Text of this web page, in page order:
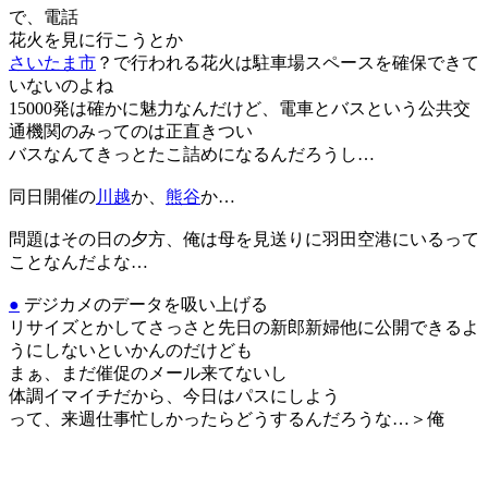
で、電話
花火を見に行こうとか
さいたま市 ？で行われる花火は駐車場スペースを確保できて
いないのよね
15000発は確かに魅力なんだけど、電車とバスという公共交
通機関のみってのは正直きつい
バスなんてきっとたこ詰めになるんだろうし…
同日開催の川越か、 熊谷か…
問題はその日の夕方、俺は母を見送りに羽田空港にいるって
ことなんだよな…
● デジカメのデータを吸い上げる
リサイズとかしてさっさと先日の新郎新婦他に公開できるよ
うにしないといかんのだけども
まぁ、まだ催促のメール来てないし
体調イマイチだから、今日はパスにしよう
って、来週仕事忙しかったらどうするんだろうな…＞俺